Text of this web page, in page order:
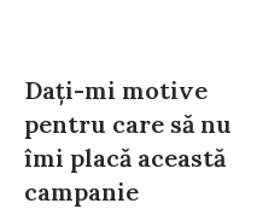
Dați-mi motive
pentru care să nu
îmi placă această
campanie